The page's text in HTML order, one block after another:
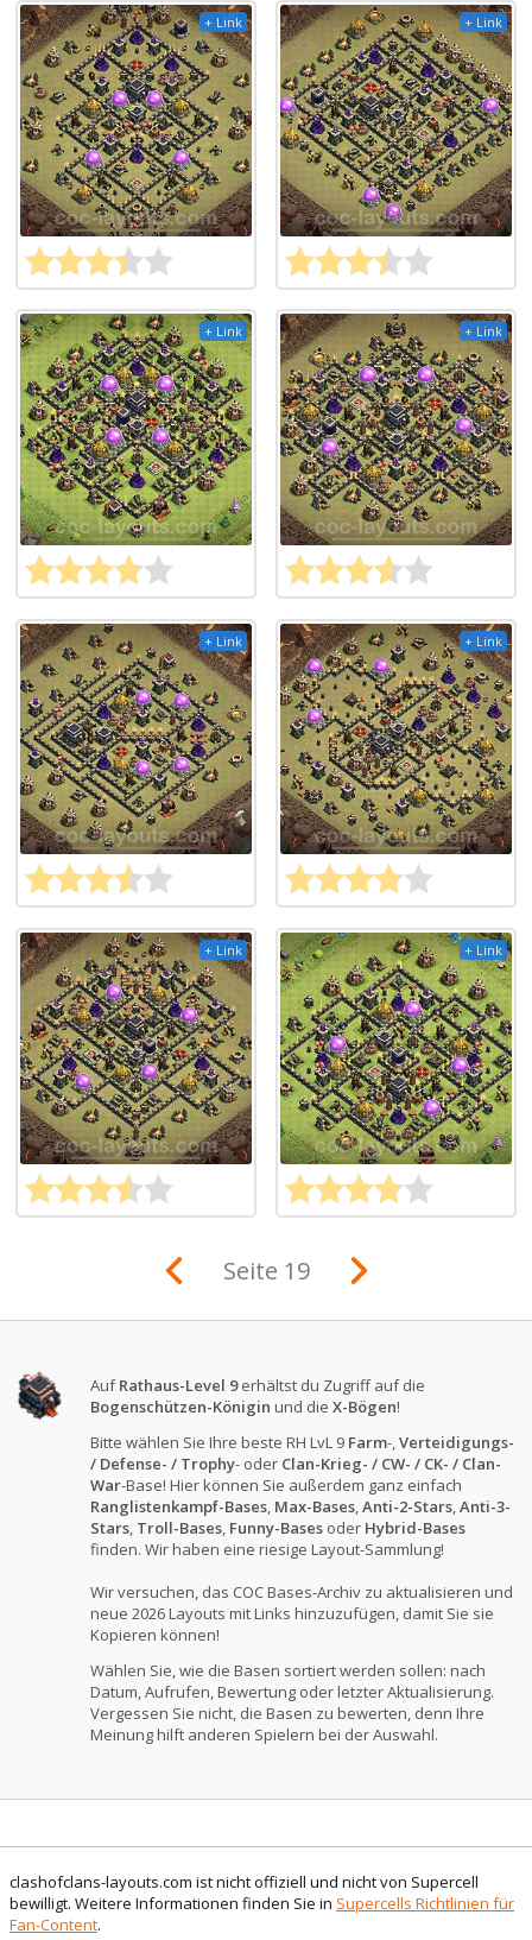
+ Link + Link
+ Link + Link
+ Link + Link
+ Link + Link
Seite 19
AufRathaus-Level 9erhältst du Zugriff auf die
Bogenschützen-Königin und dieX-Bögen!
Bitte wählen Sie Ihre beste RH LvL 9 Farm-,Verteidigungs-
/ Defense- / Trophy- oder Clan-Krieg- / CW- / CK- / Clan-
War-Base! Hier können Sie außerdem ganz einfach
Ranglistenkampf-Bases, Max-Bases,Anti-2-Stars,Anti-3-
Stars, Troll-Bases, Funny-Bases oder Hybrid-Bases
finden. Wir haben eine riesige Layout-Sammlung!
Wir versuchen, das COC Bases-Archiv zu aktualisieren und
neue 2026 Layouts mit Links hinzuzufügen, damit Sie sie
Kopieren können!
Wählen Sie, wie die Basen sortiert werden sollen: nach
Datum, Aufrufen, Bewertung oder letzter Aktualisierung.
Vergessen Sie nicht, die Basen zu bewerten, denn Ihre
Meinung hilft anderen Spielern bei der Auswahl.
clashofclans-layouts.com ist nicht offiziell und nicht von Supercell
bewilligt. Weitere Informationen finden Sie in Supercells Richtlinien für
Fan-Content.